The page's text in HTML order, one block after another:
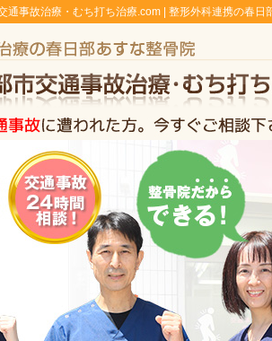
通事故治療・むち打ち治療.com | 整形外科連携の春日